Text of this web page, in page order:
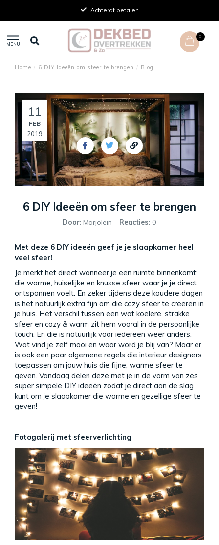
Achteraf betalen
MENU
0
Home / 6 DIY Ideeën om sfeer te brengen / Blog
11
FEB
2019
6 DIY Ideeën om sfeer te brengen
Door: Marjolein Reacties: 0
Met deze 6 DIY ideeën geef je je slaapkamer heel
veel sfeer!
Je merkt het direct wanneer je een ruimte binnenkomt:
die warme, huiselijke en knusse sfeer waar je je direct
ontspannen voelt. En zeker tijdens deze koudere dagen
is het natuurlijk extra fijn om die cozy sfeer te creëren in
je huis. Het verschil tussen een wat koelere, strakke
sfeer en cozy & warm zit hem vooral in de persoonlijke
touch. En die is natuurlijk voor iedereen weer anders.
Wat vind je zelf mooi en waar word je blij van? Maar er
is ook een paar algemene regels die interieur designers
toepassen om jouw huis die fijne, warme sfeer te
geven. Vandaag delen deze met je in de vorm van zes
super simpele DIY ideeën zodat je direct aan de slag
kunt om je slaapkamer die warme en gezellige sfeer te
geven!
Fotogalerij met sfeerverlichting